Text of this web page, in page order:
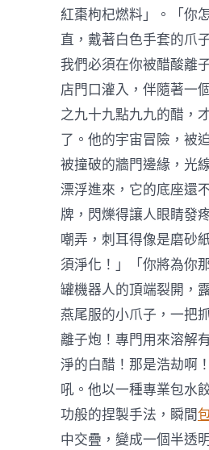
紅棗枸杞燃料」。「你
直，戴著白色手套的爪
我們必須在你被醋酸離
店門口灌入，伴隨著一
之九十九點九九的醋，
了。他的宇宙冒險，被
被撞破的牆門邊緣，光
漂浮進來，它的底座還
牌，閃爍得讓人眼睛發
嘲弄，刺耳得像是磨砂
須淨化！」「你將為你
罐機器人的頂端裂開，
燕尾服的小爪子，一把
離子炮！專門用來溶解
淨的白醋！那是浩劫啊
吼。他以一種專業包水
功般的捏製手法，瞬間
中交疊，變成一個半透